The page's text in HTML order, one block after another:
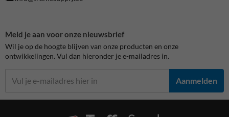
Meld je aan voor onze nieuwsbrief
Wil je op de hoogte blijven van onze producten en onze
ontwikkelingen. Vul dan hieronder je e-mailadres in.
Aanmelden